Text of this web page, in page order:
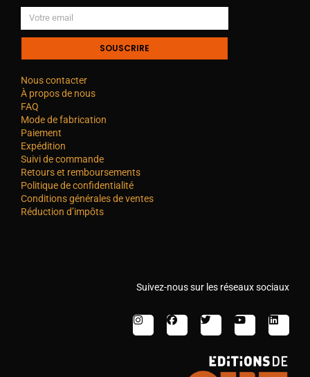
SOUSCRIRE
Nous contacter
À propos de nous
FAQ
Mode de fabrication
Paiement
Expédition
Suivi de commande
Retours et remboursements
Politique de confidentialité
Conditions générales de ventes
Réduction d’impôts
Suivez-nous sur les réseaux sociaux